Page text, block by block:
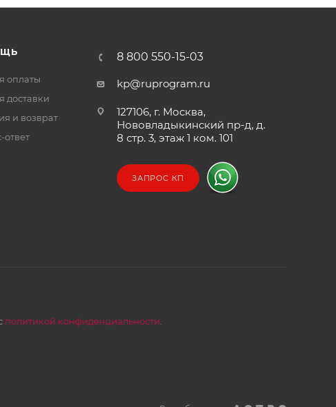
оплаты
доставки
и возврат
ответ
8 800 550-15-03
kp@ruprogram.ru
127106, г. Москва,
Нововладыкинский пр-д, д.
8 стр. 3, этаж 1 ком. 101
ЗАПРОС КП
политикой конфиденциальности